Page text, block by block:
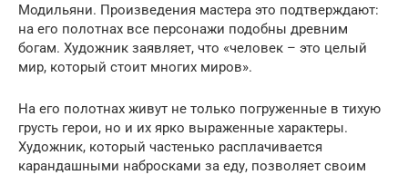
Модильяни. Произведения мастера это подтверждают:
на его полотнах все персонажи подобны древним
богам. Художник заявляет, что «человек – это целый
мир, который стоит многих миров».
На его полотнах живут не только погруженные в тихую
грусть герои, но и их ярко выраженные характеры.
Художник, который частенько расплачивается
карандашными набросками за еду, позволяет своим